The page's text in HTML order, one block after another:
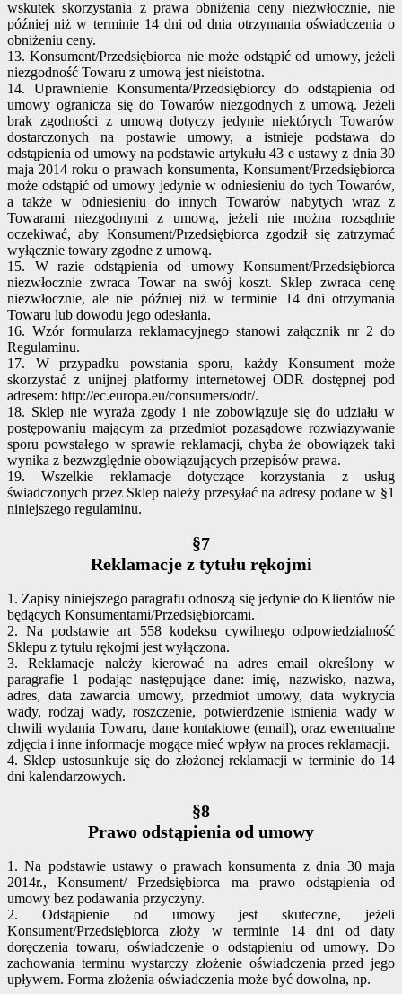
wskutek skorzystania z prawa obniżenia ceny niezwłocznie, nie
później niż w terminie 14 dni od dnia otrzymania oświadczenia o
obniżeniu ceny.
13. Konsument/Przedsiębiorca nie może odstąpić od umowy, jeżeli
niezgodność Towaru z umową jest nieistotna.
14. Uprawnienie Konsumenta/Przedsiębiorcy do odstąpienia od
umowy ogranicza się do Towarów niezgodnych z umową. Jeżeli
brak zgodności z umową dotyczy jedynie niektórych Towarów
dostarczonych na postawie umowy, a istnieje podstawa do
odstąpienia od umowy na podstawie artykułu 43 e ustawy z dnia 30
maja 2014 roku o prawach konsumenta, Konsument/Przedsiębiorca
może odstąpić od umowy jedynie w odniesieniu do tych Towarów,
a także w odniesieniu do innych Towarów nabytych wraz z
Towarami niezgodnymi z umową, jeżeli nie można rozsądnie
oczekiwać, aby Konsument/Przedsiębiorca zgodził się zatrzymać
wyłącznie towary zgodne z umową.
15. W razie odstąpienia od umowy Konsument/Przedsiębiorca
niezwłocznie zwraca Towar na swój koszt. Sklep zwraca cenę
niezwłocznie, ale nie później niż w terminie 14 dni otrzymania
Towaru lub dowodu jego odesłania.
16. Wzór formularza reklamacyjnego stanowi załącznik nr 2 do
Regulaminu.
17. W przypadku powstania sporu, każdy Konsument może
skorzystać z unijnej platformy internetowej ODR dostępnej pod
adresem: http://ec.europa.eu/consumers/odr/.
18. Sklep nie wyraża zgody i nie zobowiązuje się do udziału w
postępowaniu mającym za przedmiot pozasądowe rozwiązywanie
sporu powstałego w sprawie reklamacji, chyba że obowiązek taki
wynika z bezwzględnie obowiązujących przepisów prawa.
19. Wszelkie reklamacje dotyczące korzystania z usług
świadczonych przez Sklep należy przesyłać na adresy podane w §1
niniejszego regulaminu.
§7
Reklamacje z tytułu rękojmi
1. Zapisy niniejszego paragrafu odnoszą się jedynie do Klientów nie
będących Konsumentami/Przedsiębiorcami.
2. Na podstawie art 558 kodeksu cywilnego odpowiedzialność
Sklepu z tytułu rękojmi jest wyłączona.
3. Reklamacje należy kierować na adres email określony w
paragrafie 1 podając następujące dane: imię, nazwisko, nazwa,
adres, data zawarcia umowy, przedmiot umowy, data wykrycia
wady, rodzaj wady, roszczenie, potwierdzenie istnienia wady w
chwili wydania Towaru, dane kontaktowe (email), oraz ewentualne
zdjęcia i inne informacje mogące mieć wpływ na proces reklamacji.
4. Sklep ustosunkuje się do złożonej reklamacji w terminie do 14
dni kalendarzowych.
§8
Prawo odstąpienia od umowy
1. Na podstawie ustawy o prawach konsumenta z dnia 30 maja
2014r., Konsument/ Przedsiębiorca ma prawo odstąpienia od
umowy bez podawania przyczyny.
2. Odstąpienie od umowy jest skuteczne, jeżeli
Konsument/Przedsiębiorca złoży w terminie 14 dni od daty
doręczenia towaru, oświadczenie o odstąpieniu od umowy. Do
zachowania terminu wystarczy złożenie oświadczenia przed jego
upływem. Forma złożenia oświadczenia może być dowolna, np.